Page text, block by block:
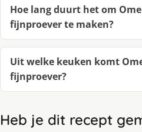
Hoe lang duurt het om
fijnproever te maken?
Uit welke keuken komt
fijnproever?
Heb je dit recept